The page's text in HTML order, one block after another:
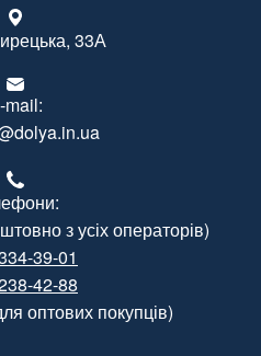
33А
mail:
з усіх операторів)
39-01
42-88
оптових покупців)